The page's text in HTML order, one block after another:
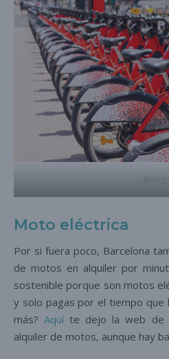
Bicing
Moto eléctrica
Por si fuera poco, Barcelona
de motos en alquiler por
sostenible porque son motos
y solo pagas por el tiempo que
más?Aquí te dejo la web de
alquiler de motos, aunque hay